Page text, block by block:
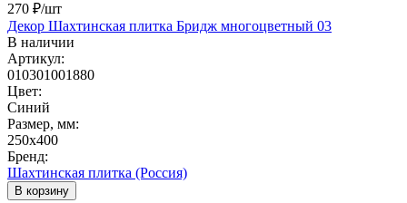
270 ₽/шт
Декор Шахтинская плитка Бридж многоцветный 03
В наличии
Артикул:
010301001880
Цвет:
Синий
Размер, мм:
250x400
Бренд:
Шахтинская плитка (Россия)
В корзину